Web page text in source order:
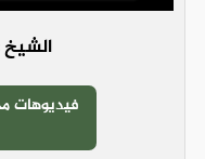
الشيخ
فيديوهات